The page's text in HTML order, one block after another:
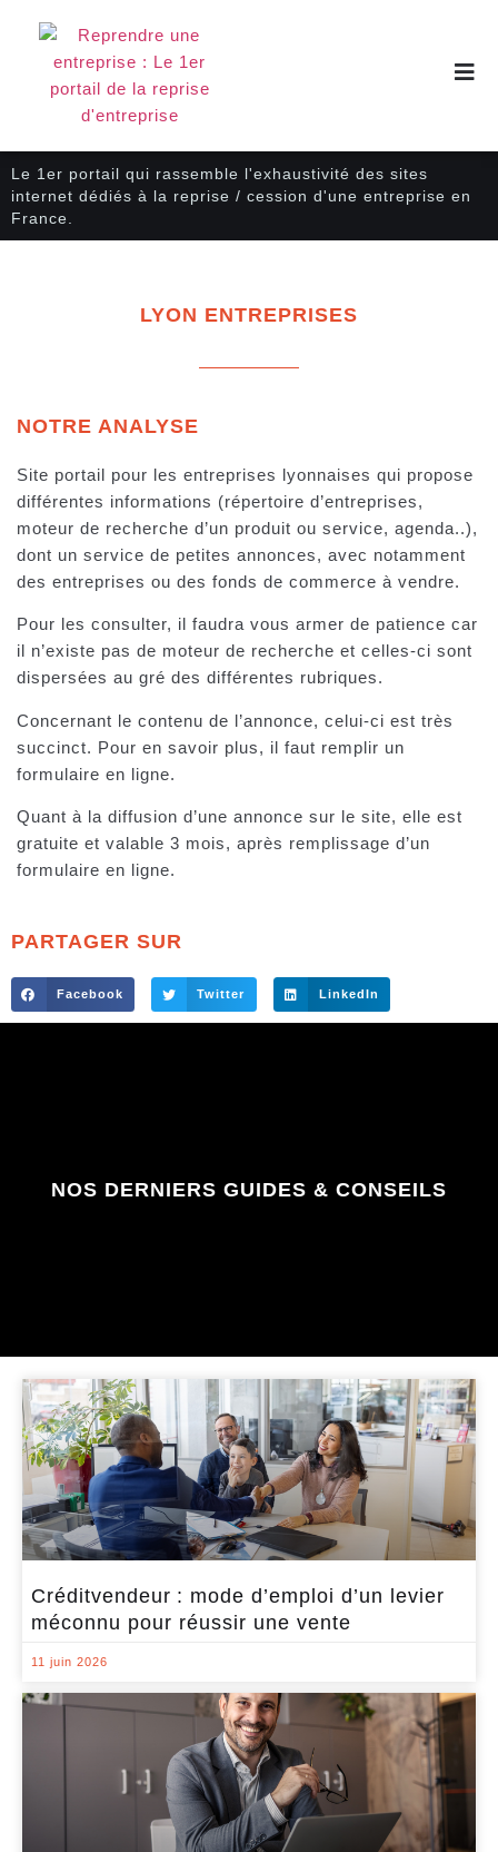
Le 1er portail qui rassemble l'exhaustivité des sites
internet dédiés à la reprise / cession d'une entreprise en
France.
LYON ENTREPRISES
NOTRE ANALYSE
Site portail pour les entreprises lyonnaises qui propose
différentes informations (répertoire d’entreprises,
moteur de recherche d’un produit ou service, agenda..),
dont un service de petites annonces, avec notamment
des entreprises ou des fonds de commerce à vendre.
Pour les consulter, il faudra vous armer de patience car
il n’existe pas de moteur de recherche et celles-ci sont
dispersées au gré des différentes rubriques.
Concernant le contenu de l’annonce, celui-ci est très
succinct. Pour en savoir plus, il faut remplir un
formulaire en ligne.
Quant à la diffusion d’une annonce sur le site, elle est
gratuite et valable 3 mois, après remplissage d’un
formulaire en ligne.
PARTAGER SUR
Facebook Twitter LinkedIn
NOS DERNIERS GUIDES & CONSEILS
Créditvendeur : mode d’emploi d’un levier
méconnu pour réussir une vente
11 juin 2026